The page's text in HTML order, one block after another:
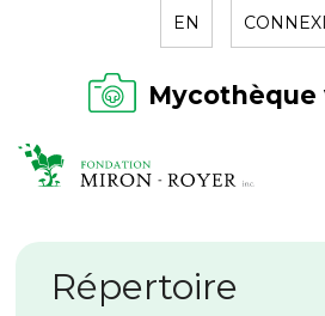
EN
LA FONDATION
NOUVELLES
Répertoire